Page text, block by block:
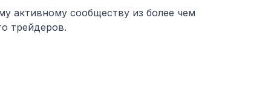
активному сообществу из более чем
трейдеров.